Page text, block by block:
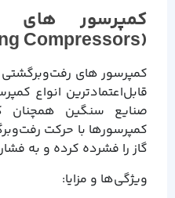
کمپرسور
(Reciprocating Compressors)
کمپرسور های
قابل‌اعتمادترین انواع
صنایع سنگین همچنان
کمپرسورها با حرکت
گاز را فشرده کرده و به
ویژگی‌ها و مزایا: